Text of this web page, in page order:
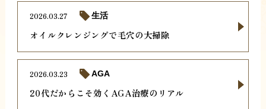
オイルクレンジングで毛穴の大掃除
2026.03.27 生活
20代だからこそ効くAGA治療のリアル
2026.03.23 AGA